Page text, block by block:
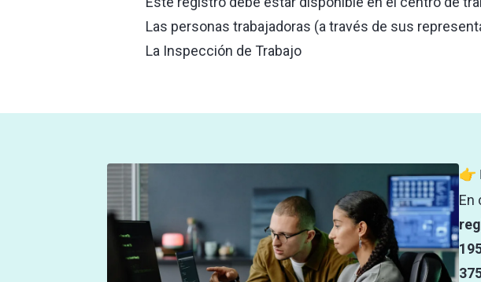
Las personas trabajadoras (a través de sus
La Inspección de Trabajo
👉
En